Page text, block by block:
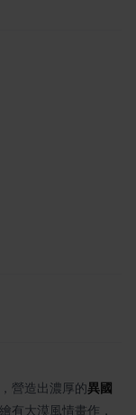
營造出濃厚的異國
有大漠風情畫作，